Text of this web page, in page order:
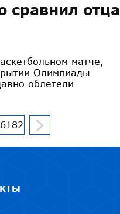
сравнил отца
матче,
Олимпиады
облетели
6182